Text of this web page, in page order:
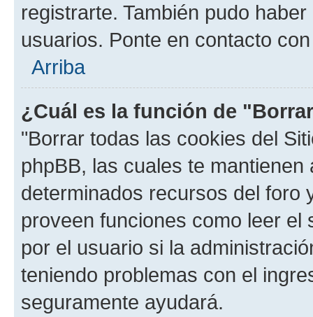
registrarte. También pudo
usuarios. Ponte en contacto
Arriba
¿Cuál es la función de
"Borrar todas las cookies del
phpBB, las cuales te
determinados recursos del foro
proveen funciones como leer el
por el usuario si la
teniendo problemas con el
seguramente ayudará.